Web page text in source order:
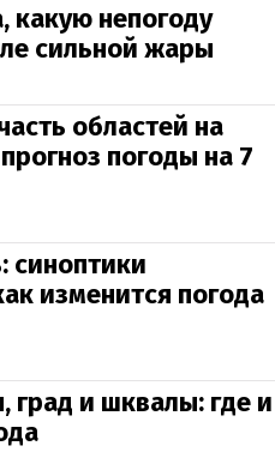
какую непогоду
сильной жары
областей на
погоды на 7
синоптики
изменится погода
град и шквалы: где и